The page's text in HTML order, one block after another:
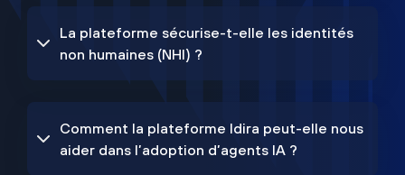
La plateforme sécurise-t-elle les identités
non humaines (NHI) ?
Comment la plateforme Idira peut-elle nous
aider dans l’adoption d’agents IA ?